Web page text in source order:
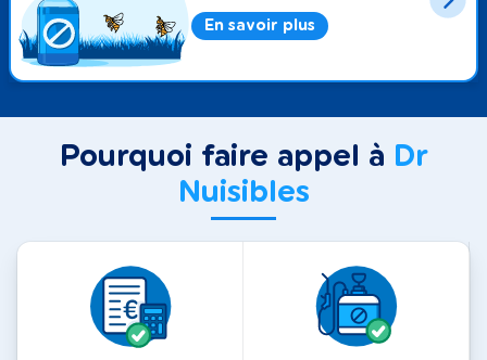
En savoir plus
Pourquoi faire appel à Dr
Nuisibles